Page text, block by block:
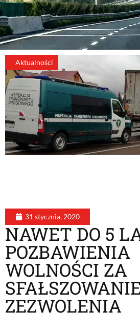
Aktualności
31 stycznia, 2020
NAWET DO 5
POZBAWIENIA
WOLNOŚCI ZA
ZEZWOLENIA